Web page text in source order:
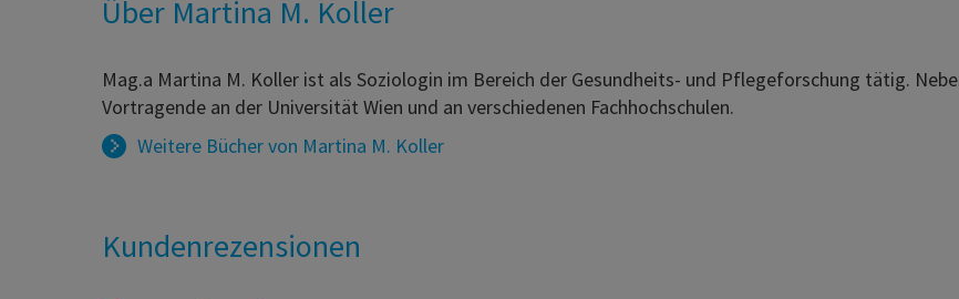
Über Martina M. Koller
Mag.a Martina M. Koller ist als Soziologin im Bereich der Gesundheits- und Pflegeforschung tätig.
Vortragende an der Universität Wien und an verschiedenen Fachhochschulen.
Weitere Bücher von Martina M. Koller
Kundenrezensionen